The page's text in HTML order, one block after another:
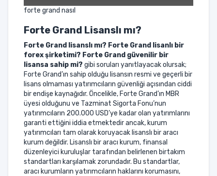
forte grand nasıl
Forte Grand Lisanslı mı?
Forte Grand lisanslı mı? Forte Grand lisanlı bir
forex şirketimi? Forte Grand güvenilir bir
lisansa sahip mi? gibi soruları yanıtlayacak olursak;
Forte Grand’ın sahip olduğu lisansın resmi ve geçerli bir
lisans olmaması yatırımcıların güvenliği açısından ciddi
bir endişe kaynağıdır. Öncelikle, Forte Grand’ın MBR
üyesi olduğunu ve Tazminat Sigorta Fonu’nun
yatırımcıların 200.000 USD’ye kadar olan yatırımlarını
garanti ettiğini iddia etmektedir ancak, kurum
yatırımcıları tam olarak koruyacak lisanslı bir aracı
kurum değildir. Lisanslı bir aracı kurum, finansal
düzenleyici kuruluşlar tarafından belirlenen birtakım
standartları karşılamak zorundadır. Bu standartlar,
aracı kurumların yatırımcıların haklarını korumasını,